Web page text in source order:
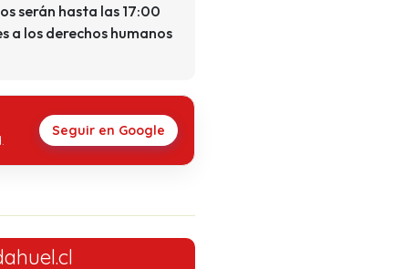
serán hasta las 17:00
a los derechos humanos
Seguir en Google